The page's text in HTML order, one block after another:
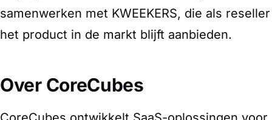
samenwerken met KWEEKERS, die als reseller
het product in de markt blijft aanbieden.
Over CoreCubes